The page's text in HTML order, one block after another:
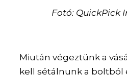
Fotó: QuickPick
Miután végeztünk a
kell sétálnunk a boltból